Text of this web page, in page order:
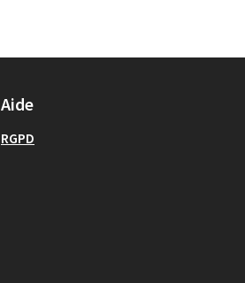
Aide
RGPD